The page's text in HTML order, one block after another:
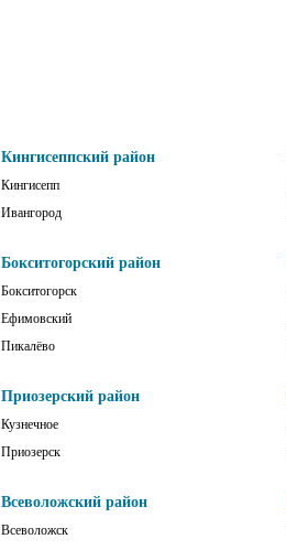
Кингисеппский район
Кингисепп
Ивангород
Бокситогорский район
Бокситогорск
Ефимовский
Пикалёво
Приозерский район
Кузнечное
Приозерск
Всеволожский район
Всеволожск